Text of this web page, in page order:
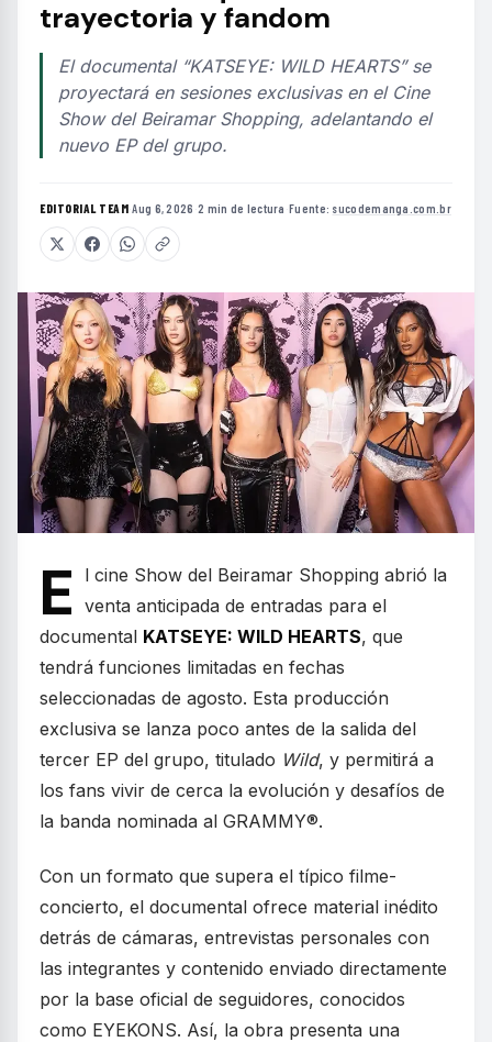
trayectoria y fandom
El documental “KATSEYE: WILD HEARTS” se
proyectará en sesiones exclusivas en el Cine
Show del Beiramar Shopping, adelantando el
nuevo EP del grupo.
EDITORIAL TEAM·Aug 6, 2026 ·2 min de lectura ·Fuente: sucodemanga.com.br
E
l cine Show del Beiramar Shopping abrió la
venta anticipada de entradas para el
documental KATSEYE: WILD HEARTS, que
tendrá funciones limitadas en fechas
seleccionadas de agosto. Esta producción
exclusiva se lanza poco antes de la salida del
tercer EP del grupo, titulado Wild, y permitirá a
los fans vivir de cerca la evolución y desafíos de
la banda nominada al GRAMMY®.
Con un formato que supera el típico filme-
concierto, el documental ofrece material inédito
detrás de cámaras, entrevistas personales con
las integrantes y contenido enviado directamente
por la base oficial de seguidores, conocidos
como EYEKONS. Así, la obra presenta una